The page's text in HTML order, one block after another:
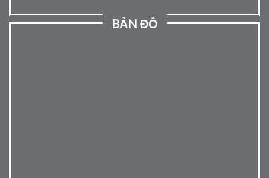
BẢN ĐỒ